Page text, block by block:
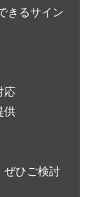
きるサイン
応
供
ぜひご検討